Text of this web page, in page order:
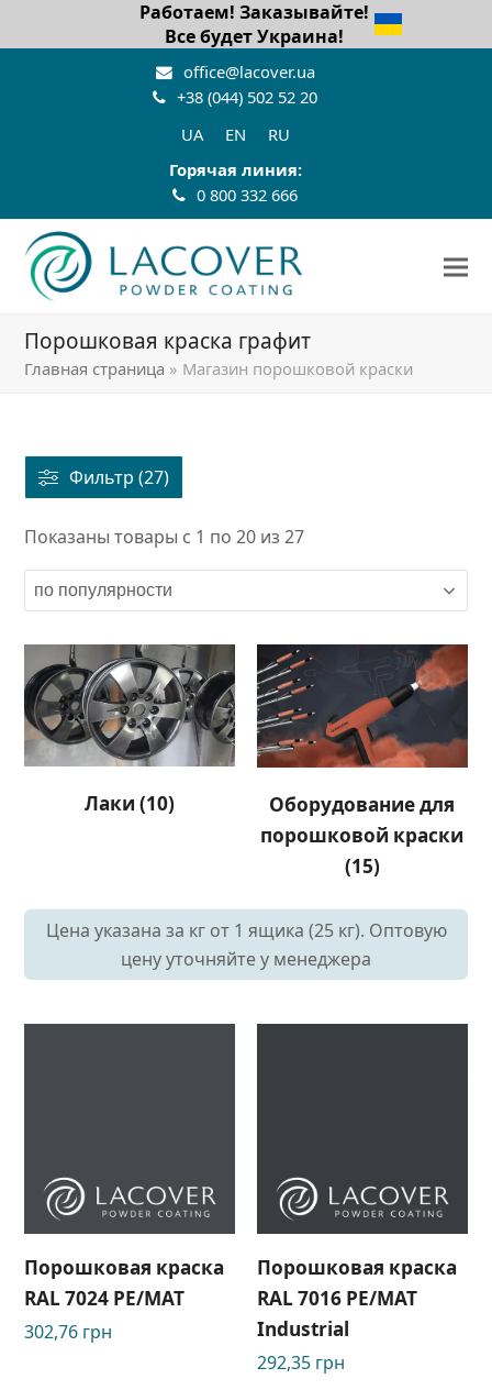
Работаем! Заказывайте!
Все будет Украина!
office@lacover.ua
+38 (044) 502 52 20
UA
EN
RU
Горячая линия:
0 800 332 666
Порошковая краска графит
Главная страница » Магазин порошковой краски
Фильтр (27)
Показаны товары с 1 по 20 из 27
Лаки(10)
Оборудование для
порошковой краски
(15)
Цена указана за кг от 1 ящика (25 кг). Оптовую
цену уточняйте у менеджера
Порошковая краска
RAL 7024 PE/MAT
302,76 грн
Порошковая краска
RAL 7016 PE/MAT
Industrial
292,35 грн